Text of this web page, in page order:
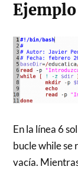
En la línea 6
bucle while se
vacía.